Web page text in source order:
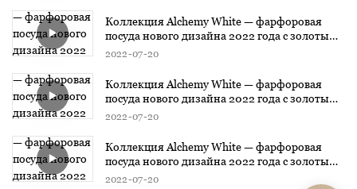
Коллекция Alchemy White — фарфоровая
посуда нового дизайна 2022 года с золотым
дизайном2
2022 07 20
Коллекция Alchemy White — фарфоровая
посуда нового дизайна 2022 года с золотым
дизайном1
2022 07 20
Коллекция Alchemy White — фарфоровая
посуда нового дизайна 2022 года с золотым
дизайном
2022 07 20